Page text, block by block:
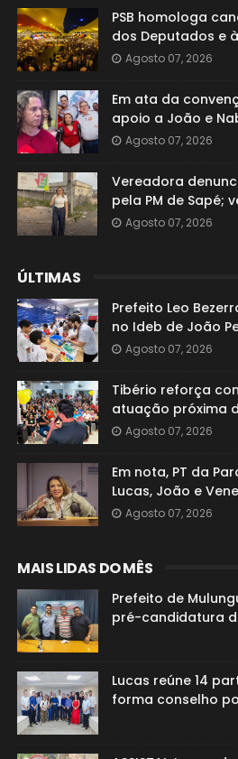
PSB homologa
dos Deputados e à
Agosto 07, 2026
Em ata da
apoio a João e
Agosto 07, 2026
Vereadora
pela PM de Sapé;
Agosto 07, 2026
ÚLTIMAS
Prefeito Leo
no Ideb de João
Agosto 07, 2026
Tibério reforça
atuação próxima
Agosto 07, 2026
Em nota, PT da
Lucas, João e
Agosto 07, 2026
MAIS LIDAS DO MÊS
Prefeito de
pré-candidatura
Lucas reúne 14
forma conselho